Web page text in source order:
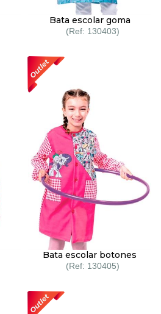
Bata escolar goma
130403
Bata escolar botones
130405